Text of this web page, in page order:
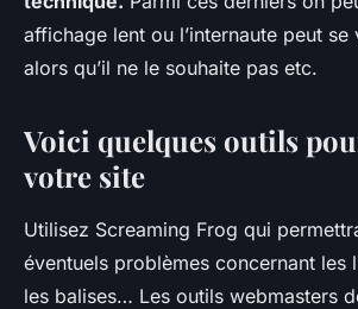
affichage lent ou l’internaute peut
alors qu’il ne le souhaite pas etc.
Voici quelques outils
votre site
Utilisez Screaming Frog qui
éventuels problèmes concernant les
les balises… Les outils webmasters